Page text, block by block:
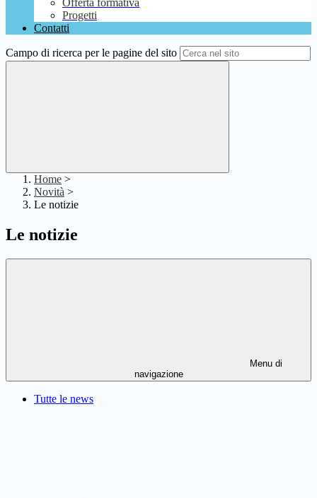
Offerta formativa
Progetti
Contatti
Campo di ricerca per le pagine del sito
Home >
Novità >
Le notizie
Le notizie
Menu di
navigazione
Tutte le news